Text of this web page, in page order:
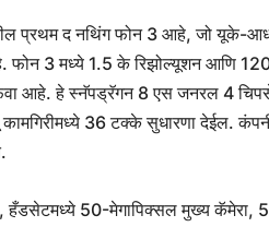
प्रथम द नथिंग फोन 3 आहे, जो यूके-
3 मध्ये 1.5 के रिझोल्यूशन आणि
आहे. हे स्नॅपड्रॅगन 8 एस जनरल 4
36 टक्के सुधारणा देईल. कंपनी
हँडसेटमध्ये 50-मेगापिक्सल मुख्य